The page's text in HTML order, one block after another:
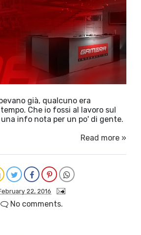
già, qualcuno era
Che io fossi al lavoro sul
info nota per un po' di gente.
Read more »
22, 2016
No comments.